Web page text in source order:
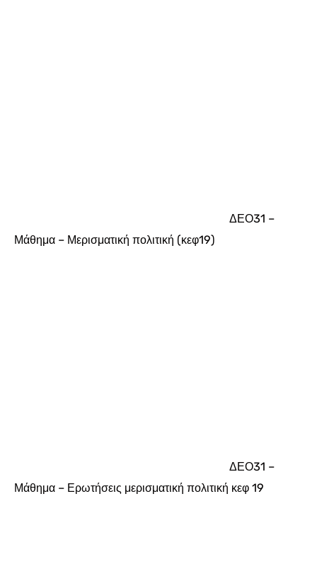
ΔΕΟ31 –
Μάθημα – Μερισματική πολιτική (κεφ19)
ΔΕΟ31 –
Μάθημα – Ερωτήσεις μερισματική πολιτική κεφ 19